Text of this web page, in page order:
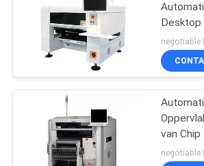
POLICY
negotiable
van
het
negotiable